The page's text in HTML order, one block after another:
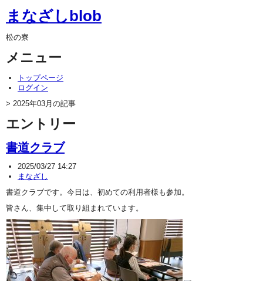
まなざしblob
松の寮
メニュー
トップページ
ログイン
> 2025年03月の記事
エントリー
書道クラブ
2025/03/27 14:27
まなざし
書道クラブです。今日は、初めての利用者様も参加。
皆さん、集中して取り組まれています。